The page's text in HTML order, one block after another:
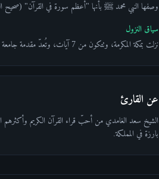
وصفها النبي محمد ﷺ بأنها "أعظم سورة في القرآن" (صحيح
سياق النزول
نزلت بمكة المكرمة، وتتكون من 7 آيات، وتُعدّ مقدمة جامعة للقرآن الكريم تلخّص العلاقة بين الخالق والمخلوق في دعاء واحد بليغ.
عن القارئ
الشيخ سعد الغامدي من أحبّ قراء القرآن الكريم وأكثرهم
بارزة في المملكة.